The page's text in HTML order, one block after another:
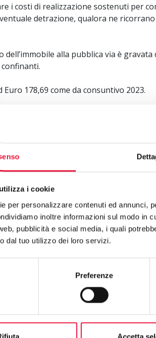
i cookie
per personalizzare contenuti ed annunci,
inoltre informazioni sul modo in
pubblicità e social media, i quali
dal tuo utilizzo dei loro servizi.
Preferenze
Accetta
i costi di realizzazione sostenuti per
detrazione, qualora ne
dell’immobile alla pubblica via è
178,69 come da consuntivo 2023.
Diritto